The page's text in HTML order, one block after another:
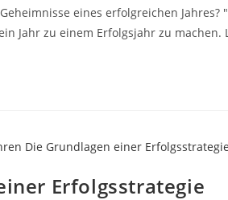
eines erfolgreichen
Jahr zu einem Erfolgsjahr zu
Erfolgsstrategie